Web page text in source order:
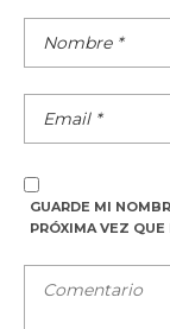
GUARDE MI
PRÓXIMA VEZ